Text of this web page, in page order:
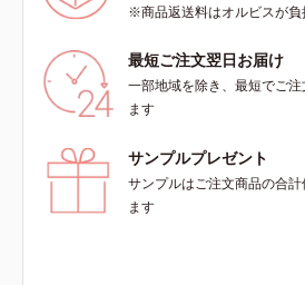
※商品返送料はオルビスが負
最短ご注文翌日お届け
一部地域を除き、最短でご
ます
サンプルプレゼント
サンプルはご注文商品の合
ます